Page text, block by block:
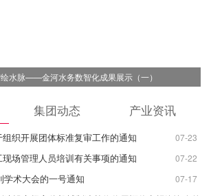
水脉——金河水务数智化成果展示（一）
集团动态 产业资讯
织开展团体标准复审工作的通知 07-23
场管理人员培训有关事项的通知 07-22
学术大会的一号通知 07-17